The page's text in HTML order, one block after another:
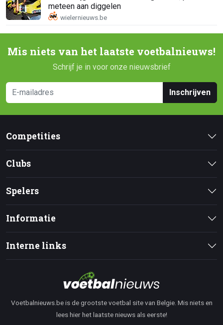
meteen aan diggelen
Mis niets van het laatste voetbalnieuws!
Schrijf je in voor onze nieuwsbrief
Inschrijven
Competities
Clubs
Spelers
Informatie
Interne links
Voetbalnieuws.be is de grootste voetbal site van Belgie. Mis niets en
lees hier het laatste nieuws als eerste!